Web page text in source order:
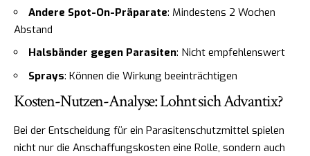
Andere Spot-On-Präparate: Mindestens 2 Wochen
Abstand
Halsbänder gegen Parasiten: Nicht empfehlenswert
Sprays: Können die Wirkung beeinträchtigen
Kosten-Nutzen-Analyse: Lohnt sich Advantix?
Bei der Entscheidung für ein Parasitenschutzmittel spielen
nicht nur die Anschaffungskosten eine Rolle, sondern auch